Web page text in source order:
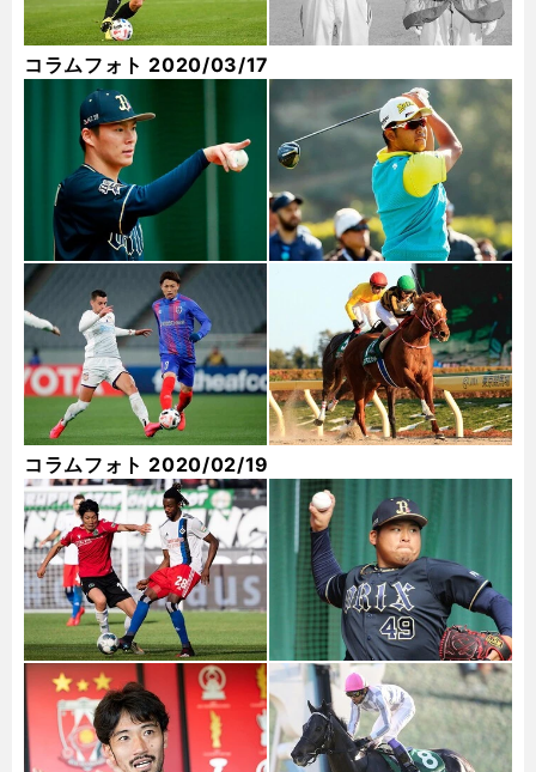
コラムフォト 2020/03/17
コラムフォト 2020/02/19